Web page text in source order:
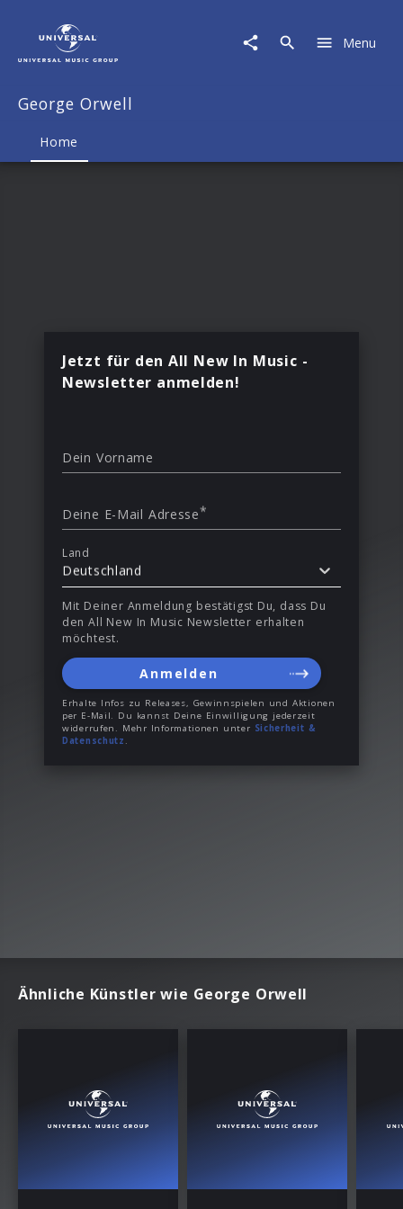
Musik
Merch
Menu
George Orwell
Home
Jetzt für den All New In Music -
Newsletter anmelden!
Dein Vorname
Deine E-Mail Adresse*
Land
Deutschland
Mit Deiner Anmeldung bestätigst Du, dass Du
den All New In Music Newsletter erhalten
möchtest.
Anmelden
Erhalte Infos zu Releases, Gewinnspielen und Aktionen
per E-Mail. Du kannst Deine Einwilligung jederzeit
widerrufen. Mehr Informationen unter Sicherheit &
Datenschutz .
Ähnliche Künstler wie George Orwell